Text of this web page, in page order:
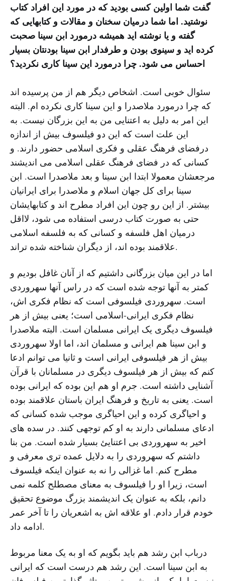
گفت شما اولین کسی بودید که در مورد این افراد کتاب
نوشتید. اما شما درمیان سخنان و مقالات و کتابهایی که
گفته و یا نوشته اید همیشه درمورد ابن سینا صحبت
کرده اید و سینوی بودن و طرفدار ابن سینا بودنتان بسیار
احساس می شود. چرا درمورد این سینا کاری نکردید؟
سئوال خوبی است. اشخاص دیگر هم از من پرسیده اند
که چرا درمورد ملاصدرا و این سینا کاری نکرده ام. البته
این امر به دلیل به اعتنایی من به این بزرگان نیست. به
این علت است که این دو فیلسوف بیش از اندازه
درفضای فرهنگ عقلی و فکری اسلامی حضور دارند. و
کسانی که در فضای فرهنگ عقلی اسلامی می اندیشند
مرجعشان معمولا ابتدا ابن سینا و بعد ملاصدرا است. ابن
سینا برای کل جهان اسلام و ملاصدرا برای ایرانیان
بیشتر. از این رو چون این افراد مطرح اند و کتابهایشان
حتی به صورت کتاب درسی استفاده می شود، لااقل
درمیان اهل فلسفه و کسانی که به فلسفه اسلامی
علاقمند بوده اند، از دیگران شناخته شده تراند.
اما در این میان بزرگانی داشتیم که از آنان غافل بودیم و
کمتر به آنها توجه شده است که در راس آنها سهروردی
است. سهروردی فیلسوفی است که نظام فکری اش،
نظام فکری ایرانی-اسلامی است؛ یعنی بیش از هر
فیلسوف دیگری یک ایرانی مسلمان است. البته ملاصدرا
و ابن سینا هم ایرانی و مسلمان اند، اما اولا سهروردی
بیش از هر فیلسوفی ایرانی است و ثانیا می توانم ادعا
کنم که بیش از هر فیلسوف دیگری در مسلمانان با قرآن
آشنایی داشته است. جرم او هم این بوده که ایرانی بوده
است. یعنی به تاریخ و فرهنگ ایران باستان علاقمند بوده
و احیاگری کرده و این احیاگری موجب شده کسانی که
ادعای مسلمانی دارند به او کم توجهی کنند. در سده های
اخیر به سهروردی بی اعتنایئ بسیار شده است. من بنا
داشتم که سهروردی را به دلایل عمده تری معرفی و
مطرح کنم. اما غزالی را نه به عنوان اینکه فیلسوف
است، زیرا او را فیلسوف به معنای مصطلح کلمه نمی
دانم، بلکه به عنوان یک اندیشمند بزرگ موضوع تحقیق
خودم قرار دادم. او علاقه اش به اشعریان را تا آخر عمر
ادامه داد.
درباب ابن رشد هم باید بگویم که او به یک معنا مربوط
به ابن سینا است. این رشد هم درست است که ایرانی